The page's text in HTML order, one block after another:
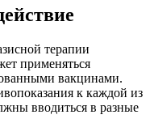
терапии
применяться
вакцинами.
к каждой из
вводиться в разные